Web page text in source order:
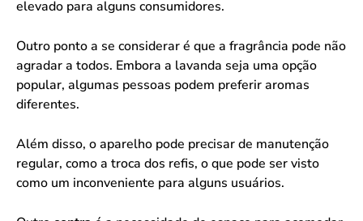
elevado para alguns consumidores.
Outro ponto a se considerar é que a fragrância pode não
agradar a todos. Embora a lavanda seja uma opção
popular, algumas pessoas podem preferir aromas
diferentes.
Além disso, o aparelho pode precisar de manutenção
regular, como a troca dos refis, o que pode ser visto
como um inconveniente para alguns usuários.